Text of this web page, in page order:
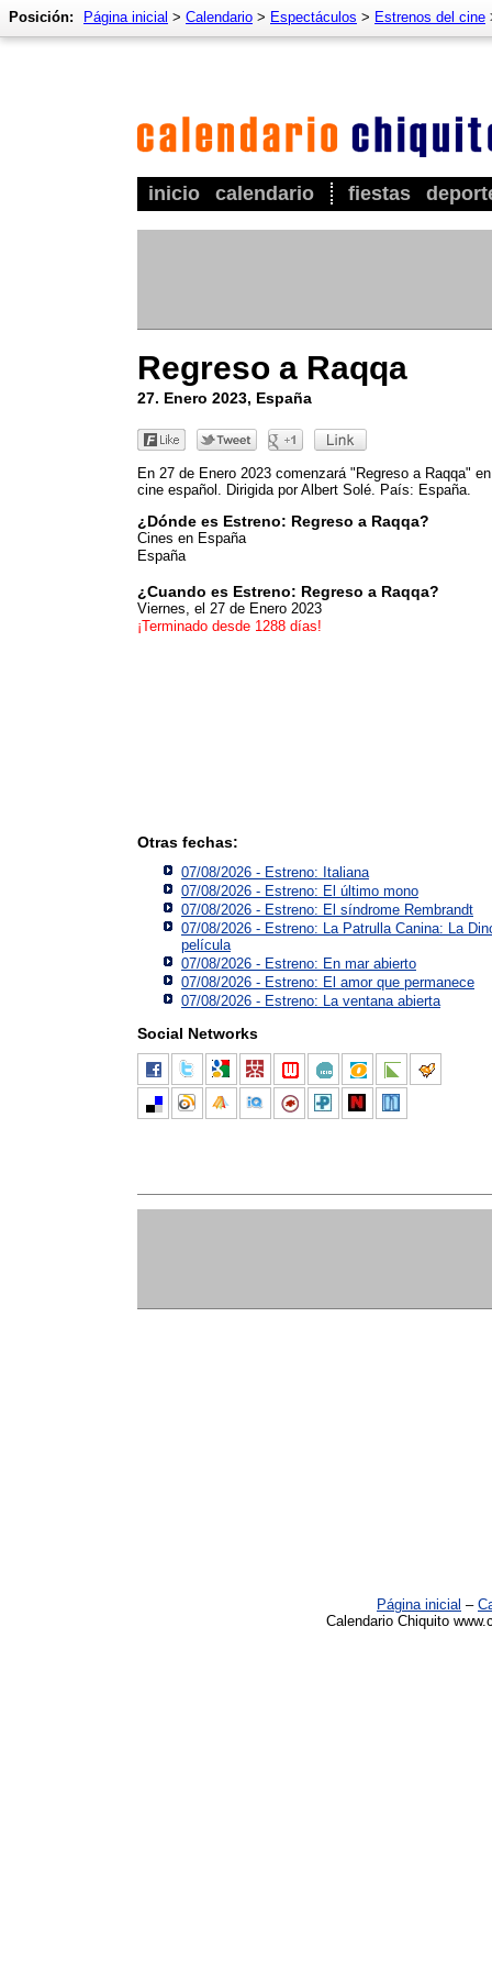
inicio calendario fiestas
Posición: Página inicial > Calendario > Espectáculos > Estrenos del cine
Regreso a Raqqa
27. Enero 2023, España
En 27 de Enero 2023 comenzará "Regreso a Raqqa"
cine español. Dirigida por Albert Solé. País: España.
¿Dónde es Estreno: Regreso a Raqqa?
Cines en España
España
¿Cuando es Estreno: Regreso a Raqqa?
Viernes, el 27 de Enero 2023
¡Terminado desde 1288 días!
Otras fechas:
07/08/2026 - Estreno: Italiana
07/08/2026 - Estreno: El último mono
07/08/2026 - Estreno: El síndrome Rembrandt
07/08/2026 - Estreno: La Patrulla Canina: La
película
07/08/2026 - Estreno: En mar abierto
07/08/2026 - Estreno: El amor que permanece
07/08/2026 - Estreno: La ventana abierta
Social Networks
Página inicial –
Calendario Chiquito